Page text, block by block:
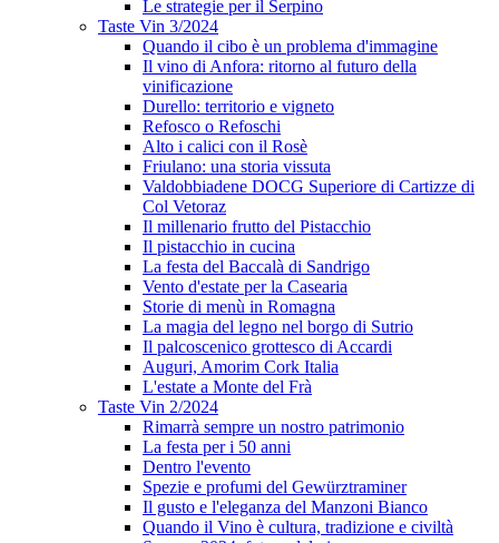
Le strategie per il Serpino
Taste Vin 3/2024
Quando il cibo è un problema d'immagine
Il vino di Anfora: ritorno al futuro della
vinificazione
Durello: territorio e vigneto
Refosco o Refoschi
Alto i calici con il Rosè
Friulano: una storia vissuta
Valdobbiadene DOCG Superiore di Cartizze di
Col Vetoraz
Il millenario frutto del Pistacchio
Il pistacchio in cucina
La festa del Baccalà di Sandrigo
Vento d'estate per la Casearia
Storie di menù in Romagna
La magia del legno nel borgo di Sutrio
Il palcoscenico grottesco di Accardi
Auguri, Amorim Cork Italia
L'estate a Monte del Frà
Taste Vin 2/2024
Rimarrà sempre un nostro patrimonio
La festa per i 50 anni
Dentro l'evento
Spezie e profumi del Gewürztraminer
Il gusto e l'eleganza del Manzoni Bianco
Quando il Vino è cultura, tradizione e civiltà